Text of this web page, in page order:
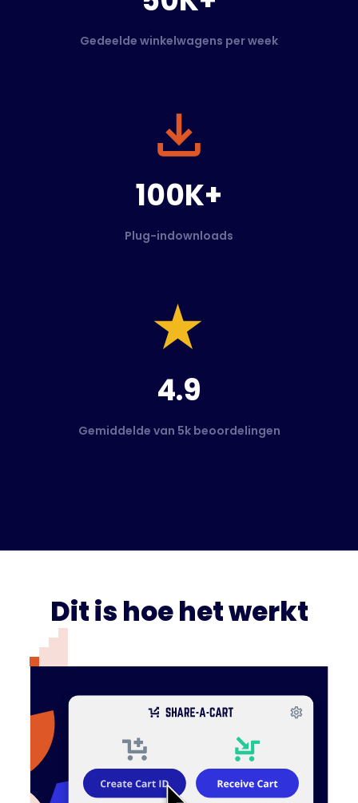
Gedeelde winkelwagens per week
100K+
Plug-indownloads
4.9
Gemiddelde van 5k beoordelingen
Dit is hoe het werkt